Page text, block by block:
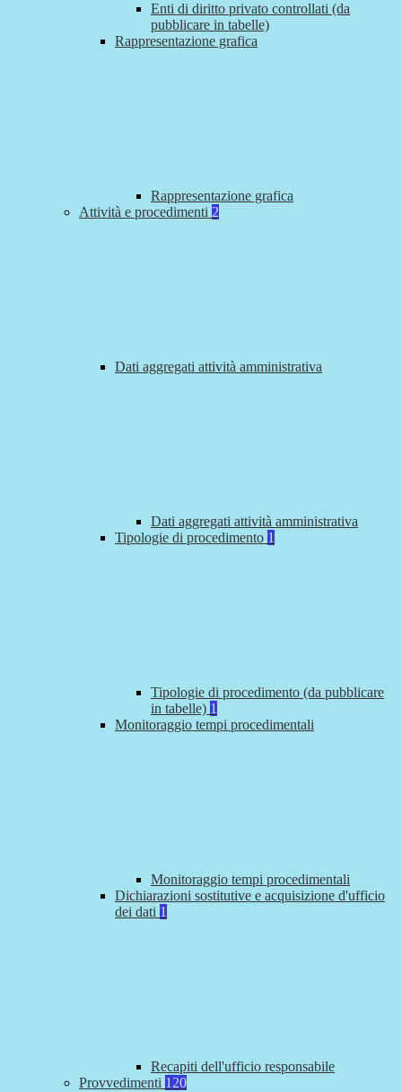
Enti di diritto privato controllati (da
pubblicare in tabelle)
Rappresentazione grafica
Rappresentazione grafica
Attività e procedimenti 2
Dati aggregati attività amministrativa
Dati aggregati attività amministrativa
Tipologie di procedimento 1
Tipologie di procedimento (da pubblicare
in tabelle) 1
Monitoraggio tempi procedimentali
Monitoraggio tempi procedimentali
Dichiarazioni sostitutive e acquisizione d'ufficio
dei dati 1
Recapiti dell'ufficio responsabile
Provvedimenti 120